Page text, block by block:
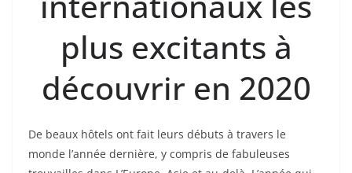
plus excitants à
découvrir en 2020
De beaux hôtels ont fait leurs débuts à travers le
monde l’année dernière, y compris de fabuleuses